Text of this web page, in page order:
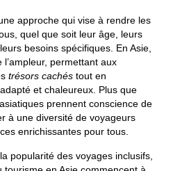
approche qui vise à rendre les
quel que soit leur âge, leurs
besoins spécifiques. En Asie,
permettant aux
trésors cachéstout en
et chaleureux. Plus que
prennent conscience de
à une diversité de voyageurs
enrichissantes pour tous.
popularité des voyages inclusifs,